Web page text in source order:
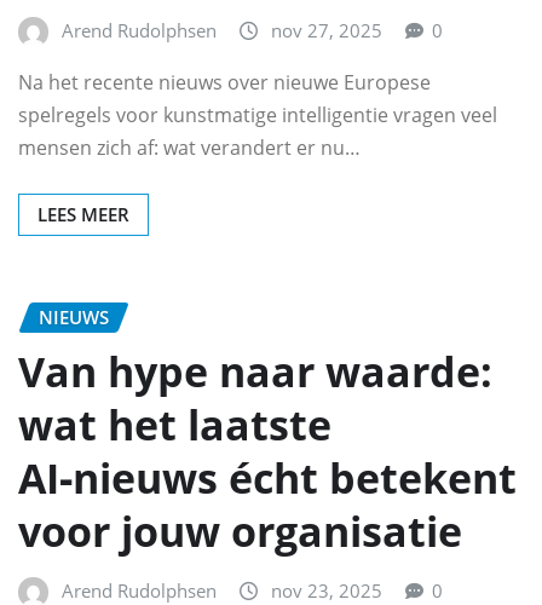
Arend Rudolphsen nov 27, 2025 0
Na het recente nieuws over nieuwe Europese
spelregels voor kunstmatige intelligentie vragen veel
mensen zich af: wat verandert er nu…
LEES MEER
NIEUWS
Van hype naar waarde:
wat het laatste
AI‑nieuws écht betekent
voor jouw organisatie
Arend Rudolphsen nov 23, 2025 0